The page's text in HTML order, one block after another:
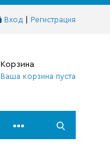
Вход Регистрация
Корзина
Ваша корзина пуста